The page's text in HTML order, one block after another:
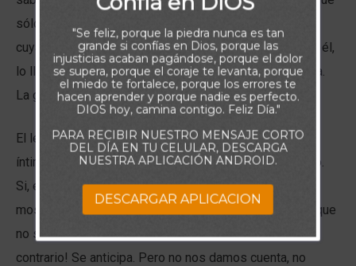
sólo ese instinto el que nos hace querer ver a alguien
cuya fama nos impresiona? Y entonces Jesús va hacia él,
lo llama por su nombre y le pide alojamiento en su casa.
La gracia nos hace importantes para Dios.
El lejano Jesús, de difícil acceso, se revela cercano e
íntimo. Se entrega a Zaqueo. Tiene tiempo para Zaqueo.
Si, estoy en lo cierto, Jesús en este pasaje nos está
mostrando cómo es el corazón de Dios. Nos muestra que
no se esconde ni dificulta nuestro acercamiento. ¡Al
contrario! Se anticipa. Pero no nos damos cuenta, no
"Se feliz, porque la piedra nunca es tan
grande si confías en Dios, porque las
injusticias acaban pagándose, porque el dolor
se supera, porque el coraje te levanta, porque
el miedo te fortalece, porque los errores te
hacen aprender y porque nadie es perfecto.
DIOS hoy, camina contigo. Feliz Día."
PARA RECIBIR NUESTRO MENSAJE CORTO
DEL DÍA EN TU CELULAR, DESCARGA
NUESTRA APLICACIÓN ANDROID.
DESCARGAR APLICACION